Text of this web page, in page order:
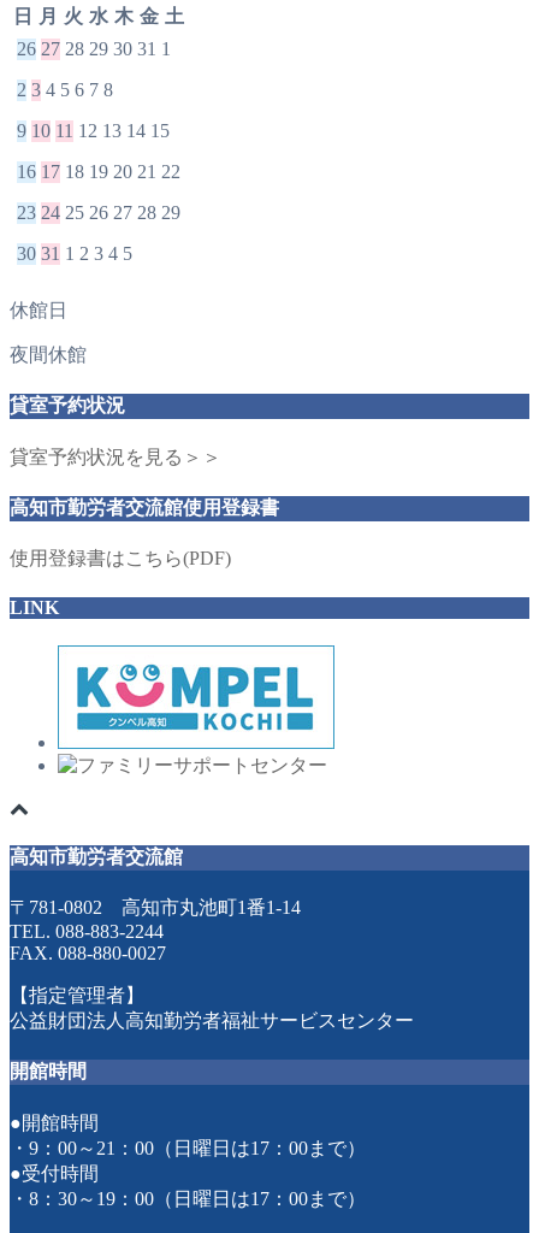
日
月 火 水 木 金 土
26 27 28 29 30 31 1
2 3 4 5 6 7 8
9 10 11 12 13 14 15
16 17 18 19 20 21 22
23 24 25 26 27 28 29
30 31 1 2 3 4 5
休館日
夜間休館
貸室予約状況
貸室予約状況を見る＞＞
高知市勤労者交流館使用登録書
使用登録書はこちら(PDF)
LINK
高知市勤労者交流館
〒781-0802 高知市丸池町1番1-14
TEL. 088-883-2244
FAX. 088-880-0027
【指定管理者】
公益財団法人高知勤労者福祉サービスセンター
開館時間
●開館時間
・9：00～21：00（日曜日は17：00まで）
●受付時間
・8：30～19：00（日曜日は17：00まで）